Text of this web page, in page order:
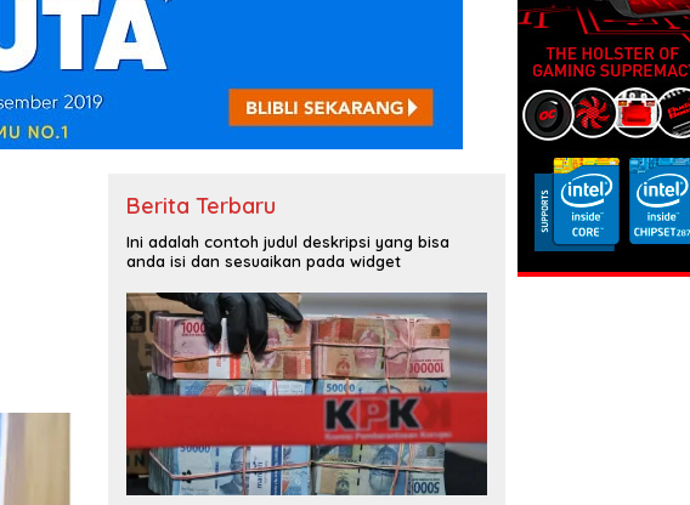
Berita Terbaru
Ini adalah contoh judul deskripsi yang bisa
anda isi dan sesuaikan pada widget